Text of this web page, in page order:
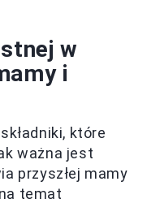
w
i
które
ważna jest
przyszłej mamy
temat